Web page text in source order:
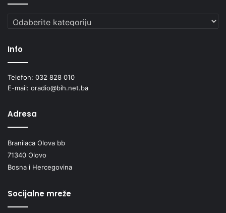
Kategorije
Info
Telefon: 032 828 010
E-mail: oradio@bih.net.ba
Adresa
Branilaca Olova bb
71340 Olovo
Bosna i Hercegovina
Socijalne mreže